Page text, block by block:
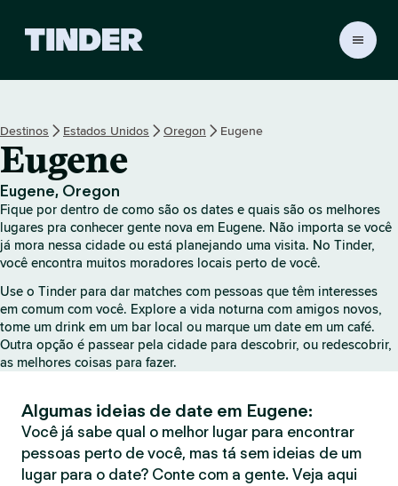
a
c
i
a
l
o
T
i
n
r
Destinos Estados Unidos Oregon Eugene
Eugene
Eugene, Oregon
Fique por dentro de como são os dates e quais são os melhores
lugares pra conhecer gente nova em Eugene. Não importa se você
já mora nessa cidade ou está planejando uma visita. No Tinder,
você encontra muitos moradores locais perto de você.
Use o Tinder para dar matches com pessoas que têm interesses
em comum com você. Explore a vida noturna com amigos novos,
tome um drink em um bar local ou marque um date em um café.
Outra opção é passear pela cidade para descobrir, ou redescobrir,
as melhores coisas para fazer.
Algumas ideias de date em Eugene:
Você já sabe qual o melhor lugar para encontrar
pessoas perto de você, mas tá sem ideias de um
lugar para o date? Conte com a gente. Veja aqui